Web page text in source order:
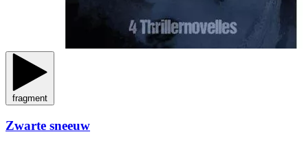
fragment
Zwarte sneeuw